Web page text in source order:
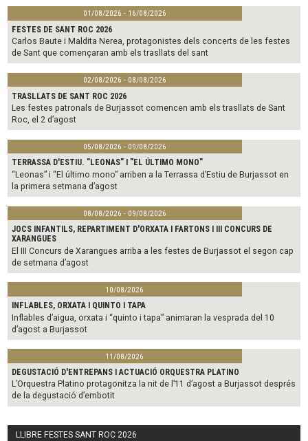
01/08/2026 - 16/08/2026
FESTES DE SANT ROC 2026
Carlos Baute i Maldita Nerea, protagonistes dels concerts de les festes
de Sant que començaran amb els trasllats del sant
02/08/2026 - 08/08/2026
TRASLLATS DE SANT ROC 2026
Les festes patronals de Burjassot comencen amb els trasllats de Sant
Roc, el 2 d’agost
05/08/2026 - 09/08/2026
TERRASSA D'ESTIU. "LEONAS" I "EL ÚLTIMO MONO"
“Leonas” i “El último mono” arriben a la Terrassa d’Estiu de Burjassot en
la primera setmana d’agost
08/08/2026 - 09/08/2026
JOCS INFANTILS, REPARTIMENT D'ORXATA I FARTONS I III CONCURS DE
XARANGUES
El III Concurs de Xarangues arriba a les festes de Burjassot el segon cap
de setmana d’agost
10/08/2026
INFLABLES, ORXATA I QUINTO I TAPA
Inflables d’aigua, orxata i “quinto i tapa” animaran la vesprada del 10
d’agost a Burjassot
11/08/2026
DEGUSTACIÓ D'ENTREPANS I ACTUACIÓ ORQUESTRA PLATINO
L’Orquestra Platino protagonitza la nit de l’11 d’agost a Burjassot després
de la degustació d’embotit
LLIBRE FESTES SANT ROC 2026